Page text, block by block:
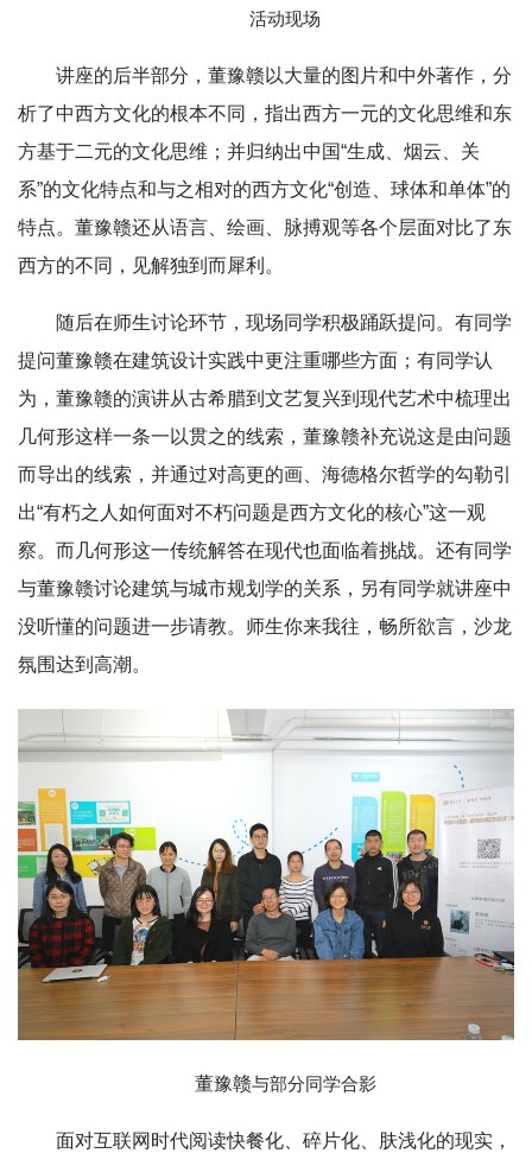
活动现场
讲座的后半部分，董豫赣以大量的图片和中外著作，分
析了中西方文化的根本不同，指出西方一元的文化思维和东
方基于二元的文化思维；并归纳出中国“生成、烟云、关
系”的文化特点和与之相对的西方文化“创造、球体和单体”的
特点。董豫赣还从语言、绘画、脉搏观等各个层面对比了东
西方的不同，见解独到而犀利。
随后在师生讨论环节，现场同学积极踊跃提问。有同学
提问董豫赣在建筑设计实践中更注重哪些方面；有同学认
为，董豫赣的演讲从古希腊到文艺复兴到现代艺术中梳理出
几何形这样一条一以贯之的线索，董豫赣补充说这是由问题
而导出的线索，并通过对高更的画、海德格尔哲学的勾勒引
出“有朽之人如何面对不朽问题是西方文化的核心”这一观
察。而几何形这一传统解答在现代也面临着挑战。还有同学
与董豫赣讨论建筑与城市规划学的关系，另有同学就讲座中
没听懂的问题进一步请教。师生你来我往，畅所欲言，沙龙
氛围达到高潮。
董豫赣与部分同学合影
面对互联网时代阅读快餐化、碎片化、肤浅化的现实，